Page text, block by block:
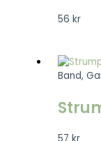
56 kr
Band,